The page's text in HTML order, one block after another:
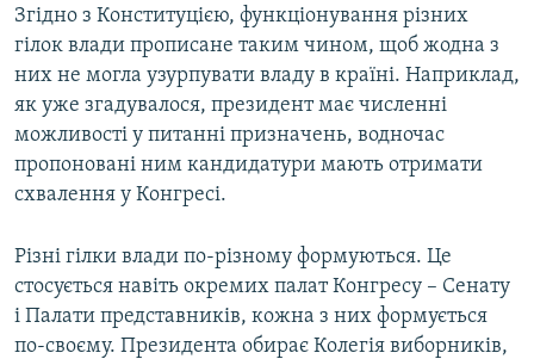
Згідно з Конституцією, функціонування різних
гілок влади прописане таким чином, щоб жодна з
них не могла узурпувати владу в країні. Наприклад,
як уже згадувалося, президент має численні
можливості у питанні призначень, водночас
пропоновані ним кандидатури мають отримати
схвалення у Конгресі.
Різні гілки влади по-різному формуються. Це
стосується навіть окремих палат Конгресу – Сенату
і Палати представників, кожна з них формується
по-своєму. Президента обирає Колегія виборників,